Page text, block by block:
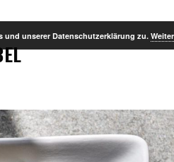
und unserer Datenschutzerklärung zu.